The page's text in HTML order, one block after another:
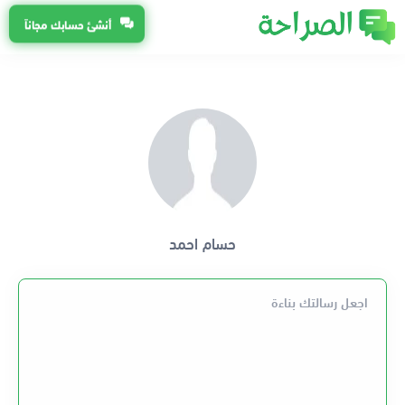
أنشئ حسابك مجاناً
حسام احمد